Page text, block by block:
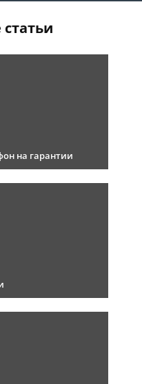
на гарантии